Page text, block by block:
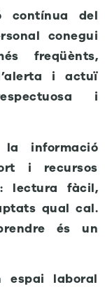
del
conegui
freqüènts,
i actuï
i
informació
i recursos
lectura fàcil,
qual cal.
és un
laboral